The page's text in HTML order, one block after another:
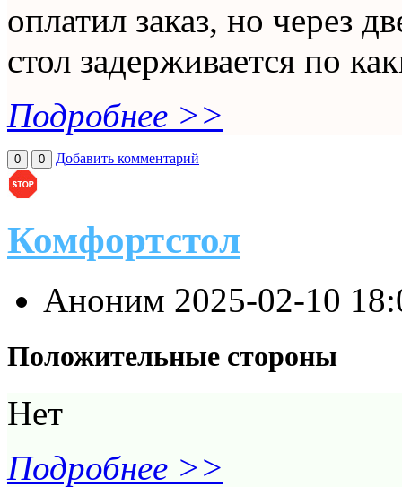
оплатил заказ, но через
стол задерживается по
Подробнее >>
0 0 Добавить комментарий
Комфортстол
Аноним 2025-02-10
Положительные стороны
Нет
Подробнее >>